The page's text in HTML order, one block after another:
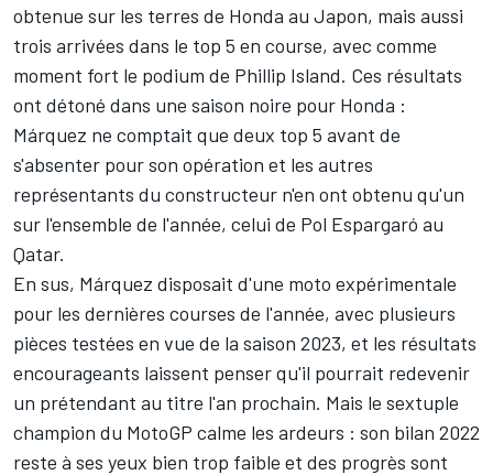
obtenue sur les terres de Honda au Japon, mais aussi
trois arrivées dans le top 5 en course, avec comme
moment fort le podium de Phillip Island. Ces résultats
ont détoné dans une saison noire pour Honda :
Márquez ne comptait que deux top 5 avant de
s'absenter pour son opération et les autres
représentants du constructeur n'en ont obtenu qu'un
sur l'ensemble de l'année, celui de Pol Espargaró au
Qatar.
En sus, Márquez disposait d'une moto expérimentale
pour les dernières courses de l'année, avec plusieurs
pièces testées en vue de la saison 2023, et les résultats
encourageants laissent penser qu'il pourrait redevenir
un prétendant au titre l'an prochain. Mais le sextuple
champion du MotoGP calme les ardeurs : son bilan 2022
reste à ses yeux bien trop faible et des progrès sont